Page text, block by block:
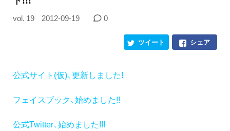
vol. 19 2012-09-19 0
シェア
ツイート
公式サイト(仮)、更新しました!
フェイスブック、始めました!!
公式Twitter、始めました!!!